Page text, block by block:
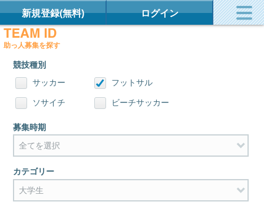
新規登録(無料) ログイン
助っ人募集を探す
競技種別
サッカー
フットサル
ソサイチ ビーチサッカー
募集時期
カテゴリー